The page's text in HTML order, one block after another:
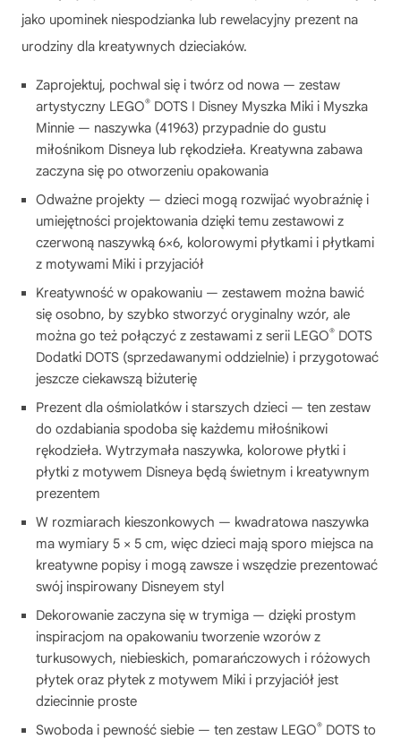
jako upominek niespodzianka lub rewelacyjny prezent na
urodziny dla kreatywnych dzieciaków.
Zaprojektuj, pochwal się i twórz od nowa — zestaw
artystyczny LEGO® DOTS ǀ Disney Myszka Miki i Myszka
Minnie — naszywka (41963) przypadnie do gustu
miłośnikom Disneya lub rękodzieła. Kreatywna zabawa
zaczyna się po otworzeniu opakowania
Odważne projekty — dzieci mogą rozwijać wyobraźnię i
umiejętności projektowania dzięki temu zestawowi z
czerwoną naszywką 6×6, kolorowymi płytkami i płytkami
z motywami Miki i przyjaciół
Kreatywność w opakowaniu — zestawem można bawić
się osobno, by szybko stworzyć oryginalny wzór, ale
można go też połączyć z zestawami z serii LEGO® DOTS
Dodatki DOTS (sprzedawanymi oddzielnie) i przygotować
jeszcze ciekawszą biżuterię
Prezent dla ośmiolatków i starszych dzieci — ten zestaw
do ozdabiania spodoba się każdemu miłośnikowi
rękodzieła. Wytrzymała naszywka, kolorowe płytki i
płytki z motywem Disneya będą świetnym i kreatywnym
prezentem
W rozmiarach kieszonkowych — kwadratowa naszywka
ma wymiary 5 × 5 cm, więc dzieci mają sporo miejsca na
kreatywne popisy i mogą zawsze i wszędzie prezentować
swój inspirowany Disneyem styl
Dekorowanie zaczyna się w trymiga — dzięki prostym
inspiracjom na opakowaniu tworzenie wzorów z
turkusowych, niebieskich, pomarańczowych i różowych
płytek oraz płytek z motywem Miki i przyjaciół jest
dziecinnie proste
Swoboda i pewność siebie — ten zestaw LEGO® DOTS to